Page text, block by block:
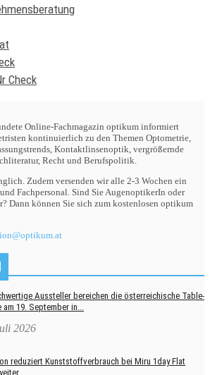
Check
Online-Fachmagazin optikum informiert
kontinuierlich zu den Themen Optometrie,
Kontaktlinsenoptik, vergrößernde
Recht und Berufspolitik.
Zudem versenden wir alle 2-3 Wochen ein
Fachpersonal. Sind Sie AugenoptikerIn oder
Dann können Sie sich zum kostenlosen optikum
Aussteller bereichen die österreichische Table-
19. September in...
2026
reduziert Kunststoffverbrauch bei Miru 1day Flat